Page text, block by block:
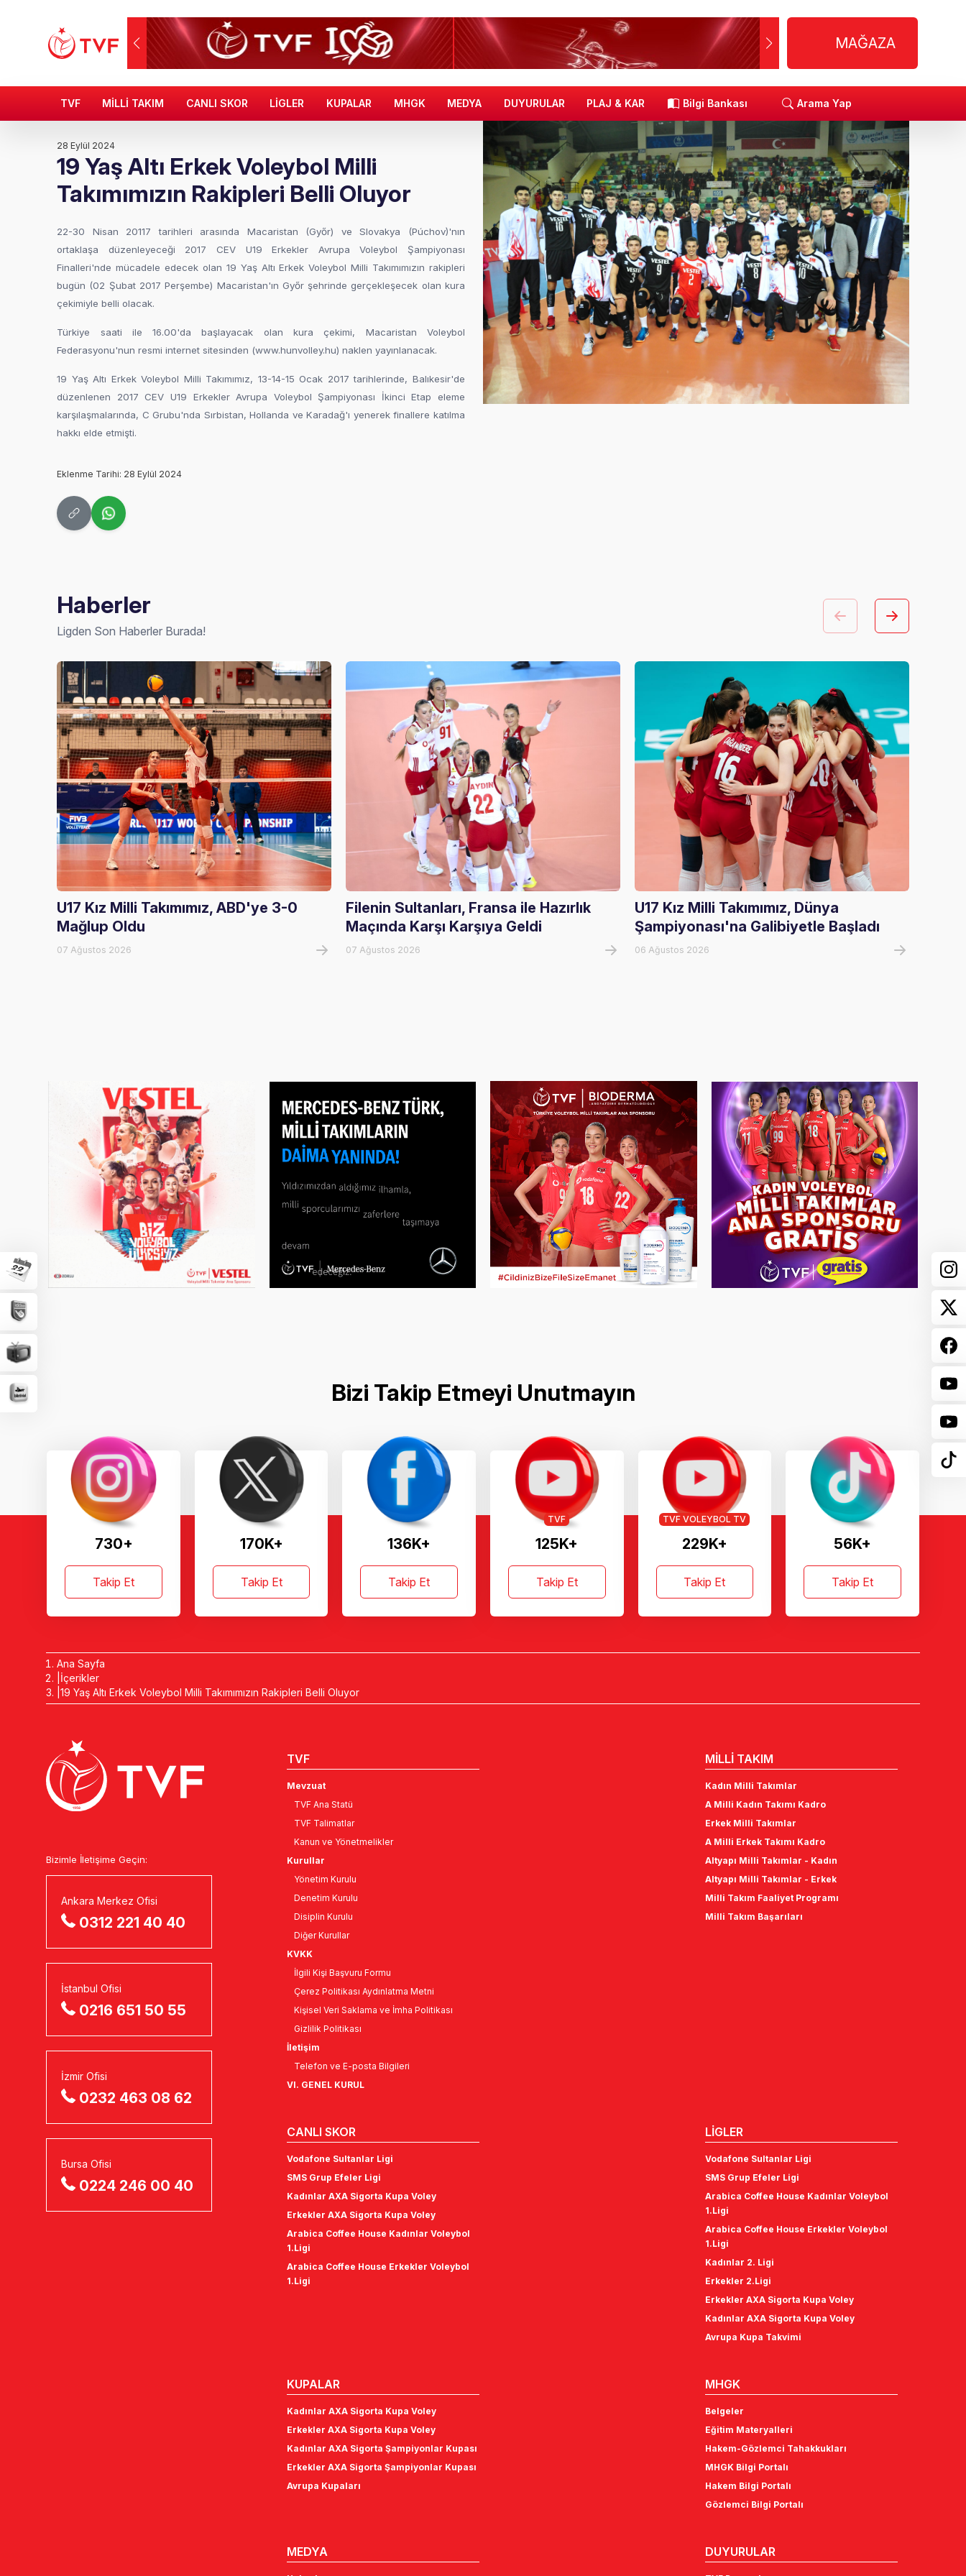
MAĞAZA
TVF MİLLİ TAKIM CANLI SKOR LİGLER KUPALAR MHGK MEDYA DUYURULAR PLAJ & KAR Bilgi Bankası Arama Yap
28 Eylül 2024
19 Yaş Altı Erkek Voleybol Milli
Takımımızın Rakipleri Belli Oluyor
22-30 Nisan 20117 tarihleri arasında Macaristan (Győr) ve Slovakya (Púchov)'nın
ortaklaşa düzenleyeceği 2017 CEV U19 Erkekler Avrupa Voleybol Şampiyonası
Finalleri'nde mücadele edecek olan 19 Yaş Altı Erkek Voleybol Milli Takımımızın rakipleri
bugün (02 Şubat 2017 Perşembe) Macaristan'ın Győr şehrinde gerçekleşecek olan kura
çekimiyle belli olacak.
Türkiye saati ile 16.00'da başlayacak olan kura çekimi, Macaristan Voleybol
Federasyonu'nun resmi internet sitesinden (www.hunvolley.hu) naklen yayınlanacak.
19 Yaş Altı Erkek Voleybol Milli Takımımız, 13-14-15 Ocak 2017 tarihlerinde, Balıkesir'de
düzenlenen 2017 CEV U19 Erkekler Avrupa Voleybol Şampiyonası İkinci Etap eleme
karşılaşmalarında, C Grubu'nda Sırbistan, Hollanda ve Karadağ'ı yenerek finallere katılma
hakkı elde etmişti.
Eklenme Tarihi: 28 Eylül 2024
Haberler
Ligden Son Haberler Burada!
U17 Kız Milli Takımımız, ABD'ye 3-0
Mağlup Oldu
07 Ağustos 2026
Filenin Sultanları, Fransa ile Hazırlık
Maçında Karşı Karşıya Geldi
07 Ağustos 2026
U17 Kız Milli Takımımız, Dünya
Şampiyonası'na Galibiyetle Başladı
06 Ağustos 2026
Bizi Takip Etmeyi Unutmayın
730+
Takip Et
170K+
Takip Et
136K+
Takip Et
125K+
TVF
Takip Et
229K+
TVF VOLEYBOL TV
Takip Et
56K+
Takip Et
Ana Sayfa
İçerikler
19 Yaş Altı Erkek Voleybol Milli Takımımızın Rakipleri Belli Oluyor
Bizimle İletişime Geçin:
Ankara Merkez Ofisi
0312 221 40 40
İstanbul Ofisi
0216 651 50 55
İzmir Ofisi
0232 463 08 62
Bursa Ofisi
0224 246 00 40
TVF
Mevzuat
TVF Ana Statü
TVF Talimatlar
Kanun ve Yönetmelikler
Kurullar
Yönetim Kurulu
Denetim Kurulu
Disiplin Kurulu
Diğer Kurullar
KVKK
İlgili Kişi Başvuru Formu
Çerez Politikası Aydınlatma Metni
Kişisel Veri Saklama ve İmha Politikası
Gizlilik Politikası
İletişim
Telefon ve E-posta Bilgileri
VI. GENEL KURUL
MİLLİ TAKIM
Kadın Milli Takımlar
A Milli Kadın Takımı Kadro
Erkek Milli Takımlar
A Milli Erkek Takımı Kadro
Altyapı Milli Takımlar - Kadın
Altyapı Milli Takımlar - Erkek
Milli Takım Faaliyet Programı
Milli Takım Başarıları
CANLI SKOR
Vodafone Sultanlar Ligi
SMS Grup Efeler Ligi
Kadınlar AXA Sigorta Kupa Voley
Erkekler AXA Sigorta Kupa Voley
Arabica Coffee House Kadınlar Voleybol
1.Ligi
Arabica Coffee House Erkekler Voleybol
1.Ligi
LİGLER
Vodafone Sultanlar Ligi
SMS Grup Efeler Ligi
Arabica Coffee House Kadınlar Voleybol
1.Ligi
Arabica Coffee House Erkekler Voleybol
1.Ligi
Kadınlar 2. Ligi
Erkekler 2.Ligi
Erkekler AXA Sigorta Kupa Voley
Kadınlar AXA Sigorta Kupa Voley
Avrupa Kupa Takvimi
KUPALAR
Kadınlar AXA Sigorta Kupa Voley
Erkekler AXA Sigorta Kupa Voley
Kadınlar AXA Sigorta Şampiyonlar Kupası
Erkekler AXA Sigorta Şampiyonlar Kupası
Avrupa Kupaları
MHGK
Belgeler
Eğitim Materyalleri
Hakem-Gözlemci Tahakkukları
MHGK Bilgi Portalı
Hakem Bilgi Portalı
Gözlemci Bilgi Portalı
MEDYA DUYURULAR